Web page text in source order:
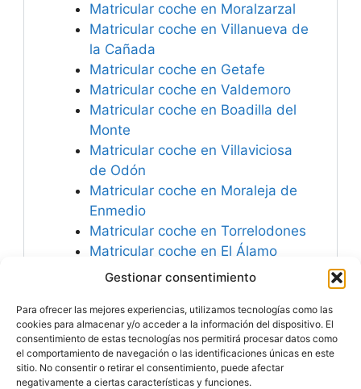
Gestionar consentimiento
Para ofrecer las mejores experiencias, utilizamos tecnologías como las
cookies para almacenar y/o acceder a la información del dispositivo. El
consentimiento de estas tecnologías nos permitirá procesar datos como
el comportamiento de navegación o las identificaciones únicas en este
sitio. No consentir o retirar el consentimiento, puede afectar
negativamente a ciertas características y funciones.
Matricular coche en Moralzarzal
Matricular coche en Villanueva de
la Cañada
Matricular coche en Getafe
Matricular coche en Valdemoro
Matricular coche en Boadilla del
Monte
Matricular coche en Villaviciosa
de Odón
Matricular coche en Moraleja de
Enmedio
Matricular coche en Torrelodones
Matricular coche en El Álamo
Matricular coche en Las Rozas de
Matricular coche en Galapagar